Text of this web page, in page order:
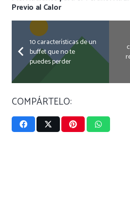
Previo al Calor
10 características de un
buffet que no te
puedes perder
COMPÁRTELO: